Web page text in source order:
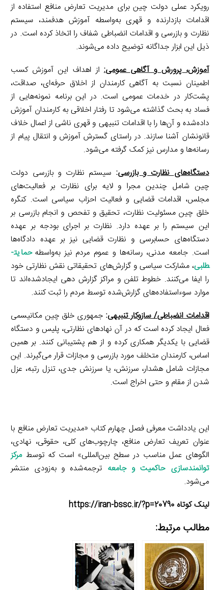
رویکرد عملی دولت چین برای مدیریت تعارض منافع استفاده از
اقدامات بازدارنده و قهری به‌واسطه آموزش هدفمند، سیستم
نظارت و بازرسی و اقدامات انضباطی شفاف را اتخاذ کرده است. در
ذیل این ابزار جداگانه توضیح داده می‌شوند.
آموزش، پرورش و آگاهی عمومی:از اهداف این آموزش کسب
اطمینان نسبت به آگاهی کارمندان از اخلاق حرفه‌ای، صداقت،
پشت‌کار در خدمات عمومی است. در این برنامه نمونه‌هایی از
فساد به بحث گذاشته می‌شود تا رفتار اخلاقی به کارمندان آموزش
داده‌شده و آن‌ها را با اقدامات تنبیهی و قهری ناشی از اعمال خلاف
قانونشان آشنا سازند. در راستای گسترش آموزش و انتقال پیام از
رسانه‌ها و مدارس نیز کمک گرفته می‌شود.
دستگاه‌های نظارت و بازرسی: سیستم نظارت و بازرسی دولت
چین شامل چندین مجرا و لایه برای نظارت بر فعالیت‌های
مجلس، اقدامات قضایی و فعالیت احزاب سیاسی است. کنگره
خلق چین مسئولیت نظارت، تحقیق و تفحص و انجام بازرسی بر
این سیستم را بر عهده دارد. نظارت بر اجرای بودجه بر عهده
دستگاه‌های حسابرسی و نظارت قضایی نیز بر عهده دادگاه‌ها
است. جامعه مدنی، رسانه‌ها و عموم مردم نیز به‌واسطهحمایت­
طلبی، مشارکت سیاسی و گزارش‌های تحقیقاتی نقش نظارتی خود
را ایفا می‌کنند. خطوط تلفن و مراکز گزارش دهی ایجادشده‌اند تا
موارد سوءاستفاده‌های گزارش‌شده توسط مردم را ثبت کنند.
اقدامات انضباطی/ سازوکار تنبیهی: جمهوری خلق چین مکانیسمی
فعال ایجاد کرده است که در آن نهادهای نظارتی، پلیس و دستگاه
قضایی با یکدیگر همکاری کرده و از هم پشتیبانی کنند. بر همین
اساس، کارمندان متخلف مورد بازرسی و مجازات قرار می‌گیرند. این
مجازات شامل هشدار، سرزنش، یا سرزنش جدی، تنزل رتبه، عزل
شدن از مقام و حتی اخراج است.
این یادداشت معرفی فصل چهارم کتاب «مدیریت تعارض منافع با
عنوان تعریف تعارض منافع، چارچوب‌های کلی، حقوقی، نهادی،
الگوهای عمل مناسب در سطح بین‌المللی» است که توسط مرکز
توانمندسازی حاکمیت و جامعه ترجمه‌شده و به‌زودی منتشر
می‌شود.
لینک کوتاه https://iran-bssc.ir/?p=20790
مطالب مرتبط: